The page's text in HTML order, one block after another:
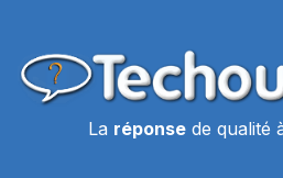
La réponsede qualité